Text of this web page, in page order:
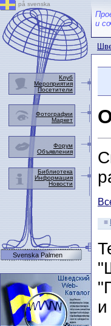
и
på svenska
Клуб
Мероприятия
Посетители
Фотографии
Маркет
Форум
Объявления
Библиотека
Информация
Новости
Svenska Palmen